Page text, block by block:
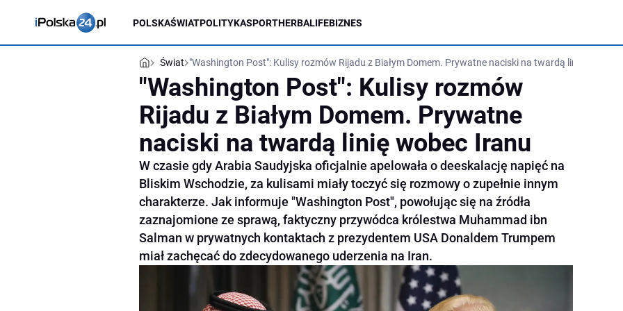
POLSKAŚWIATPOLITYKASPORTHERBALIFEBIZNES
Świat "Washington Post": Kulisy rozmów Rijadu z Białym Domem. Prywatne naciski na twardą linię wobec
"Washington Post": Kulisy rozmów
Rijadu z Białym Domem. Prywatne
naciski na twardą linię wobec Iranu
W czasie gdy Arabia Saudyjska oficjalnie apelowała o deeskalację napięć na
Bliskim Wschodzie, za kulisami miały toczyć się rozmowy o zupełnie innym
charakterze. Jak informuje "Washington Post", powołując się na źródła
zaznajomione ze sprawą, faktyczny przywódca królestwa Muhammad ibn
Salman w prywatnych kontaktach z prezydentem USA Donaldem Trumpem
miał zachęcać do zdecydowanego uderzenia na Iran.